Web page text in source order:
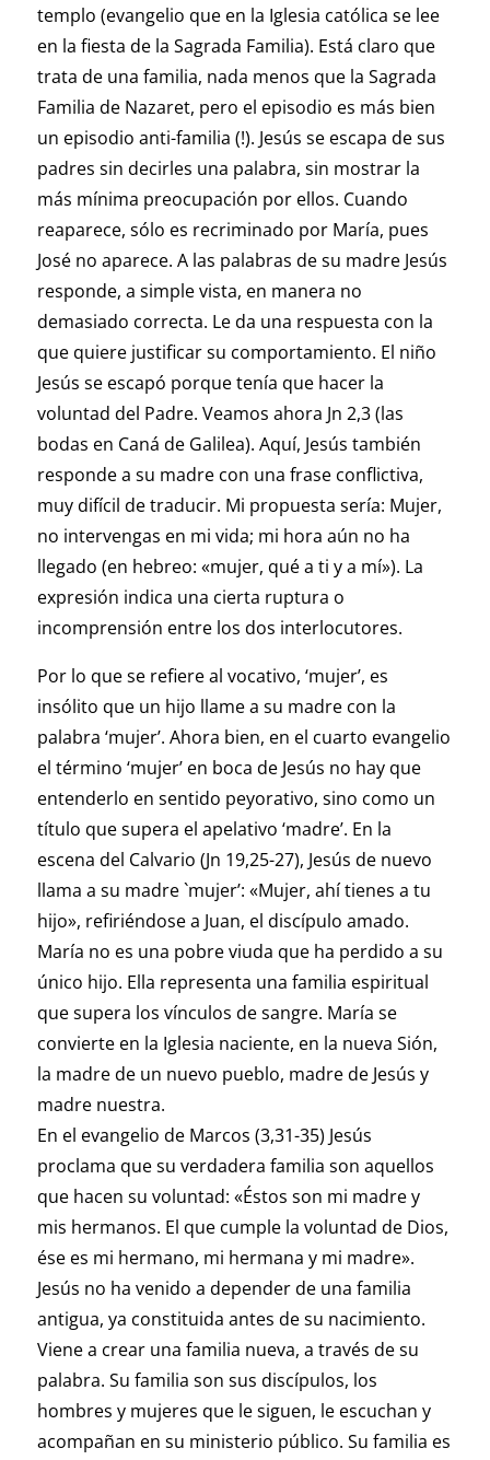
templo (evangelio que en la Iglesia católica se lee
en la fiesta de la Sagrada Familia). Está claro que
trata de una familia, nada menos que la Sagrada
Familia de Nazaret, pero el episodio es más bien
un episodio anti-familia (!). Jesús se escapa de sus
padres sin decirles una palabra, sin mostrar la
más mínima preocupación por ellos. Cuando
reaparece, sólo es recriminado por María, pues
José no aparece. A las palabras de su madre Jesús
responde, a simple vista, en manera no
demasiado correcta. Le da una respuesta con la
que quiere justificar su comportamiento. El niño
Jesús se escapó porque tenía que hacer la
voluntad del Padre. Veamos ahora Jn 2,3 (las
bodas en Caná de Galilea). Aquí, Jesús también
responde a su madre con una frase conflictiva,
muy difícil de traducir. Mi propuesta sería: Mujer,
no intervengas en mi vida; mi hora aún no ha
llegado (en hebreo: «mujer, qué a ti y a mí»). La
expresión indica una cierta ruptura o
incomprensión entre los dos interlocutores.
Por lo que se refiere al vocativo, ‘mujer’, es
insólito que un hijo llame a su madre con la
palabra ‘mujer’. Ahora bien, en el cuarto evangelio
el término ‘mujer’ en boca de Jesús no hay que
entenderlo en sentido peyorativo, sino como un
título que supera el apelativo ‘madre’. En la
escena del Calvario (Jn 19,25-27), Jesús de nuevo
llama a su madre `mujer’: «Mujer, ahí tienes a tu
hijo», refiriéndose a Juan, el discípulo amado.
María no es una pobre viuda que ha perdido a su
único hijo. Ella representa una familia espiritual
que supera los vínculos de sangre. María se
convierte en la Iglesia naciente, en la nueva Sión,
la madre de un nuevo pueblo, madre de Jesús y
madre nuestra.
En el evangelio de Marcos (3,31-35) Jesús
proclama que su verdadera familia son aquellos
que hacen su voluntad: «Éstos son mi madre y
mis hermanos. El que cumple la voluntad de Dios,
ése es mi hermano, mi hermana y mi madre».
Jesús no ha venido a depender de una familia
antigua, ya constituida antes de su nacimiento.
Viene a crear una familia nueva, a través de su
palabra. Su familia son sus discípulos, los
hombres y mujeres que le siguen, le escuchan y
acompañan en su ministerio público. Su familia es